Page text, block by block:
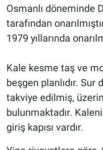
Osmanlı döneminde
tarafından
1979 yıllarında
Kale kesme taş ve
beşgen planlıdır. Sur
takviye edilmiş,
bulunmaktadır.
giriş kapısı vardır.